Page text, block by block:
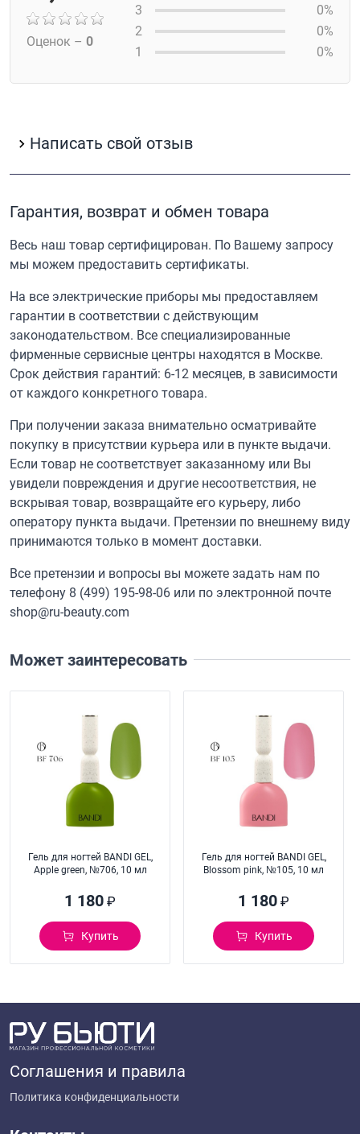
Оценок – 0
3
0%
2
0%
1
0%
Написать свой отзыв
Гарантия, возврат и обмен товара
Весь наш товар сертифицирован. По Вашему запросу
мы можем предоставить сертификаты.
На все электрические приборы мы предоставляем
гарантии в соответствии с действующим
законодательством. Все специализированные
фирменные сервисные центры находятся в Москве.
Срок действия гарантий: 6-12 месяцев, в зависимости
от каждого конкретного товара.
При получении заказа внимательно осматривайте
покупку в присутствии курьера или в пункте выдачи.
Если товар не соответствует заказанному или Вы
увидели повреждения и другие несоответствия, не
вскрывая товар, возвращайте его курьеру, либо
оператору пункта выдачи. Претензии по внешнему виду
принимаются только в момент доставки.
Все претензии и вопросы вы можете задать нам по
телефону 8 (499) 195-98-06 или по электронной почте
shop@ru-beauty.com
Может заинтересовать
Гель для ногтей BANDI GEL,
Apple green, №706, 10 мл
1 180 ₽
Купить
Гель для ногтей BANDI GEL,
Blossom pink, №105, 10 мл
1 180 ₽
Купить
Соглашения и правила
Политика конфиденциальности